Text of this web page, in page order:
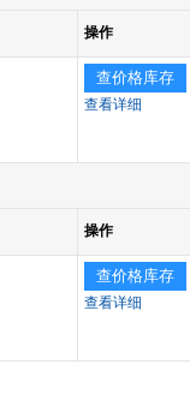
操作
查价格库存
查看详细
操作
查价格库存
查看详细